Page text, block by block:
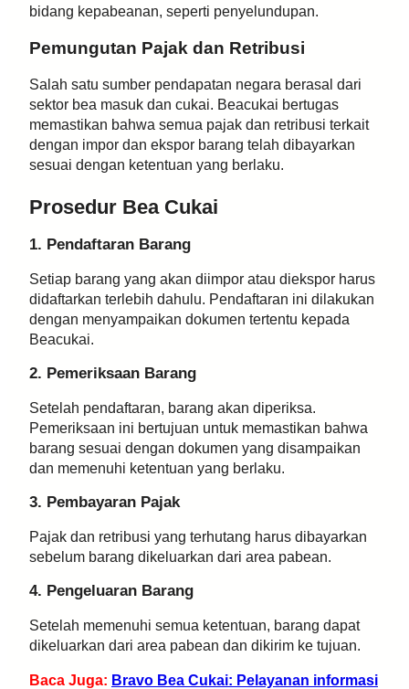
bidang kepabeanan, seperti penyelundupan.
Pemungutan Pajak dan Retribusi
Salah satu sumber pendapatan negara berasal dari
sektor bea masuk dan cukai. Beacukai bertugas
memastikan bahwa semua pajak dan retribusi terkait
dengan impor dan ekspor barang telah dibayarkan
sesuai dengan ketentuan yang berlaku.
Prosedur Bea Cukai
1. Pendaftaran Barang
Setiap barang yang akan diimpor atau diekspor harus
didaftarkan terlebih dahulu. Pendaftaran ini dilakukan
dengan menyampaikan dokumen tertentu kepada
Beacukai.
2. Pemeriksaan Barang
Setelah pendaftaran, barang akan diperiksa.
Pemeriksaan ini bertujuan untuk memastikan bahwa
barang sesuai dengan dokumen yang disampaikan
dan memenuhi ketentuan yang berlaku.
3. Pembayaran Pajak
Pajak dan retribusi yang terhutang harus dibayarkan
sebelum barang dikeluarkan dari area pabean.
4. Pengeluaran Barang
Setelah memenuhi semua ketentuan, barang dapat
dikeluarkan dari area pabean dan dikirim ke tujuan.
Baca Juga: Bravo Bea Cukai: Pelayanan informasi